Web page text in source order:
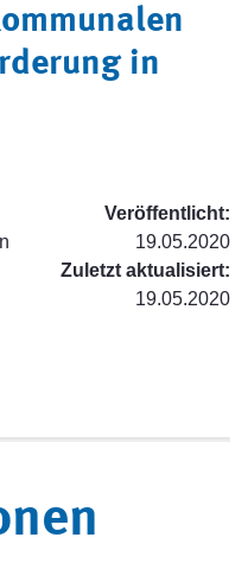
in
Veröffentlicht:
19.05.2020
Zuletzt aktualisiert:
19.05.2020